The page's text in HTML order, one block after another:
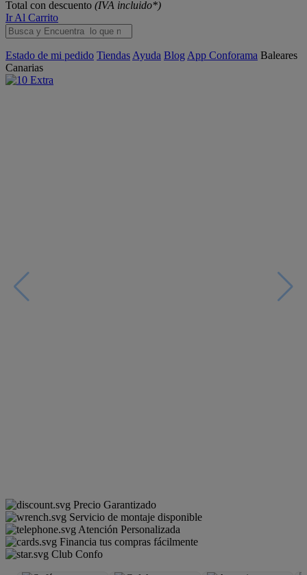
Total con descuento (IVA incluido*)
Ir Al Carrito
Estado de mi pedido Tiendas Ayuda Blog App Conforama Baleares
Canarias
Precio Garantizado
Servicio de montaje disponible
Atención Personalizada
Financia tus compras fácilmente
Club Confo